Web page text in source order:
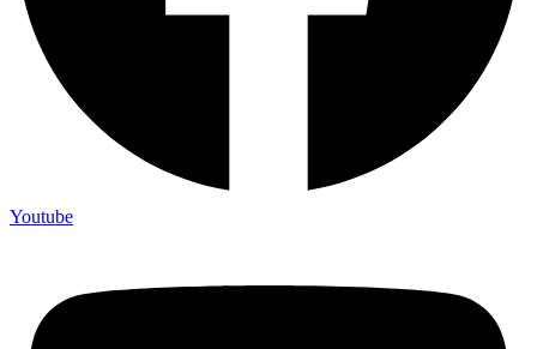
Youtube